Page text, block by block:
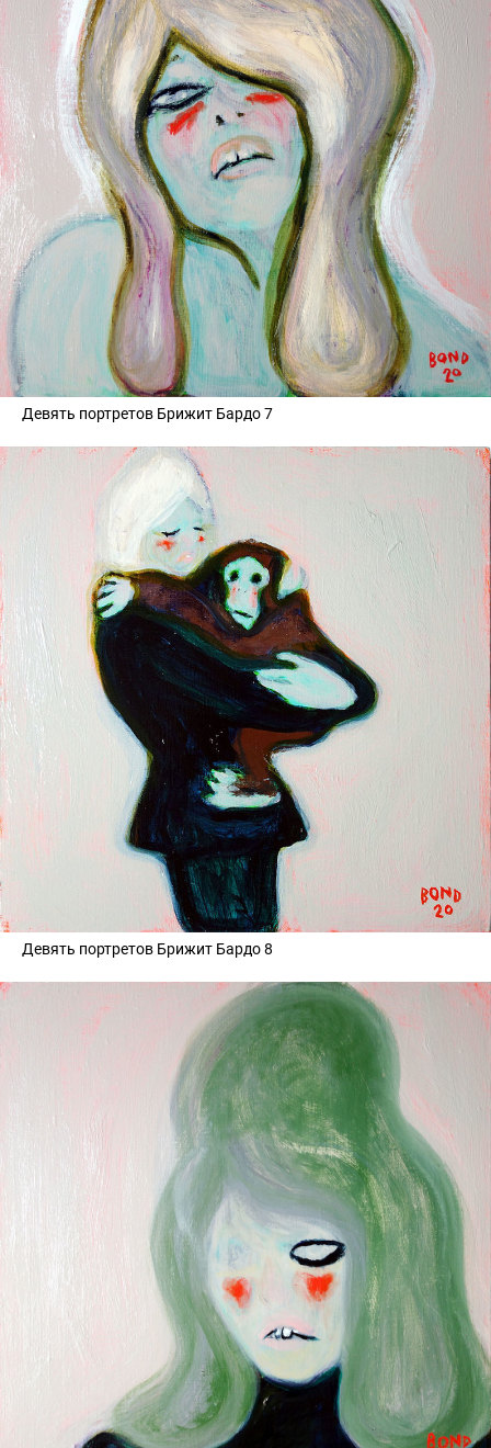
Девять портретов Брижит Бардо 7
Девять портретов Брижит Бардо 8